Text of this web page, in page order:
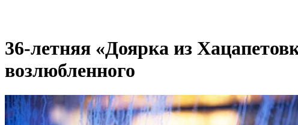
36-летняя «Доярка из
возлюбленного